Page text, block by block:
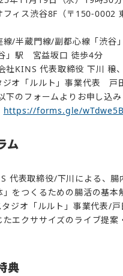
フィス渋谷8F（〒150-0002
線/半蔵門線/副都心線「渋
」駅 宮益坂口 徒歩4分
社KINS 代表取締役 下川 穣
ジオ「ルルト」事業代表 戸
下のフォームよりお申し込み
https://forms.gle/
ム
代表取締役/下川による、腸
をつくるための腸活の基本
ジオ「ルルト」事業代表/
たエクササイズのライブ提案
典